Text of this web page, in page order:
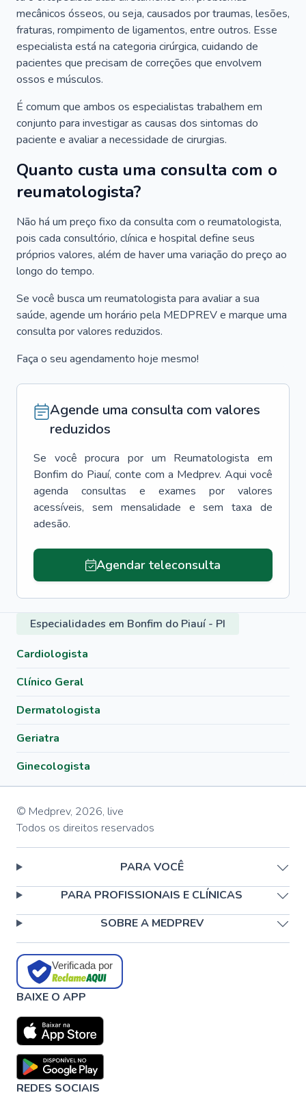
mecânicos ósseos, ou seja, causados por traumas, lesões,
fraturas, rompimento de ligamentos, entre outros. Esse
especialista está na categoria cirúrgica, cuidando de
pacientes que precisam de correções que envolvem
ossos e músculos.
É comum que ambos os especialistas trabalhem em
conjunto para investigar as causas dos sintomas do
paciente e avaliar a necessidade de cirurgias.
Quanto custa uma consulta com o
reumatologista?
Não há um preço fixo da consulta com o reumatologista,
pois cada consultório, clínica e hospital define seus
próprios valores, além de haver uma variação do preço ao
longo do tempo.
Se você busca um reumatologista para avaliar a sua
saúde, agende um horário pela MEDPREV e marque uma
consulta por valores reduzidos.
Faça o seu agendamento hoje mesmo!
Agende uma consulta com valores
reduzidos
Se você procura por um Reumatologista em
Bonfim do Piauí, conte com a Medprev. Aqui você
agenda consultas e exames por valores
acessíveis, sem mensalidade e sem taxa de
adesão.
Agendar teleconsulta
Especialidades em Bonfim do Piauí - PI
Cardiologista
Clínico Geral
Dermatologista
Geriatra
Ginecologista
© Medprev, 2026, live
Todos os direitos reservados
PARA VOCÊ
PARA PROFISSIONAIS E CLÍNICAS
SOBRE A MEDPREV
Verificada por
BAIXE O APP
REDES SOCIAIS